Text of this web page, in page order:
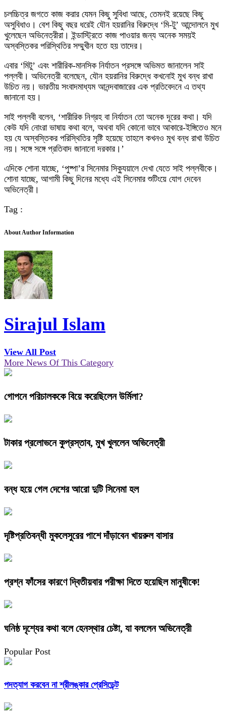
চলচ্চিত্র জগতে কাজ করার যেমন কিছু সুবিধা আছে, তেমনই রয়েছে কিছু
অসুবিধাও। বেশ কিছু বছর ধরেই যৌন হয়রানির বিরুদ্ধে ‘মি-টু’ আন্দোলনে মুখ
খুলেছেন অভিনেত্রীরা। ইন্ডাস্ট্রিতে কাজ পাওয়ার জন্য অনেক সময়ই
অস্বস্তিকর পরিস্থিতির সম্মুখীন হতে হয় তাদের।
এবার ‘মিটু’ এবং শারীরিক-মানসিক নির্যাতন প্রসঙ্গে অভিমত জানালেন সাই
পল্লবী। অভিনেত্রী বলেছেন, যৌন হয়রানির বিরুদ্ধে কখনোই মুখ বন্ধ রাখা
উচিত নয়। ভারতীয় সংবাদমাধ্যম আনন্দবাজারের এক প্রতিবেদনে এ তথ্য
জানানো হয়।
সাই পল্লবী বলেন, ‘শারীরিক নিগ্রহ বা নির্যাতন তো অনেক দূরের কথা। যদি
কেউ যদি নোংরা ভাষায় কথা বলে, অথবা যদি কোনো ভাবে আকারে-ইঙ্গিতেও মনে
হয় যে অস্বস্তিকর পরিস্থিতির সৃষ্টি হয়েছে তাহলে কখনও মুখ বন্ধ রাখা উচিত
নয়। সঙ্গে সঙ্গে প্রতিবাদ জানানো দরকার।’
এদিকে শোনা যাচ্ছে, ‘পুষ্পা’র সিনেমার সিক্যুয়ালে দেখা যেতে সাই পল্লবীকে।
শোনা যাচ্ছে, আগামী কিছু দিনের মধ্যে এই সিনেমার শুটিংয়ে যোগ দেবেন
অভিনেত্রী।
Tag :
About Author Information
Sirajul Islam
View All Post
More News Of This Category
গোপনে পরিচালককে বিয়ে করেছিলেন উর্মিলা?
টাকার প্রলোভনে কুপ্রস্তাব, মুখ খুললেন অভিনেত্রী
বন্ধ হয়ে গেল দেশের আরো দুটি সিনেমা হল
দৃষ্টিপ্রতিবন্ধী মুকলেসুরের পাশে দাঁড়াবেন খায়রুল বাসার
প্রশ্ন ফাঁসের কারণে দ্বিতীয়বার পরীক্ষা দিতে হয়েছিল মানুষীকে!
ঘনিষ্ঠ দৃশ্যের কথা বলে হেনস্থার চেষ্টা, যা বললেন অভিনেত্রী
Popular Post
পদত্যাগ করবেন না শ্রীলঙ্কার প্রেসিডেন্ট